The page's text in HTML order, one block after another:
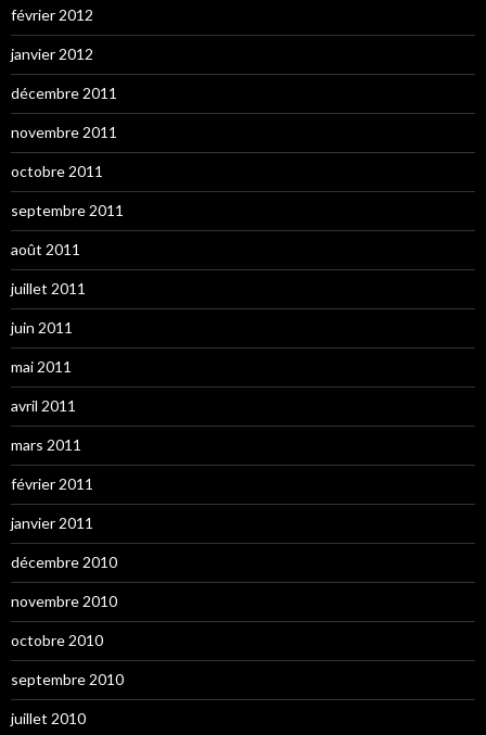
février 2012
janvier 2012
décembre 2011
novembre 2011
octobre 2011
septembre 2011
août 2011
juillet 2011
juin 2011
mai 2011
avril 2011
mars 2011
février 2011
janvier 2011
décembre 2010
novembre 2010
octobre 2010
septembre 2010
juillet 2010